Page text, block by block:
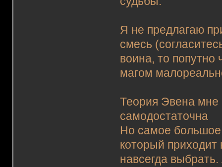
Я не предлагаю
смесь
воина, то попутно
магом
Теория Эвена мне
самодостаточна
Но самое
который приходит
навсегда